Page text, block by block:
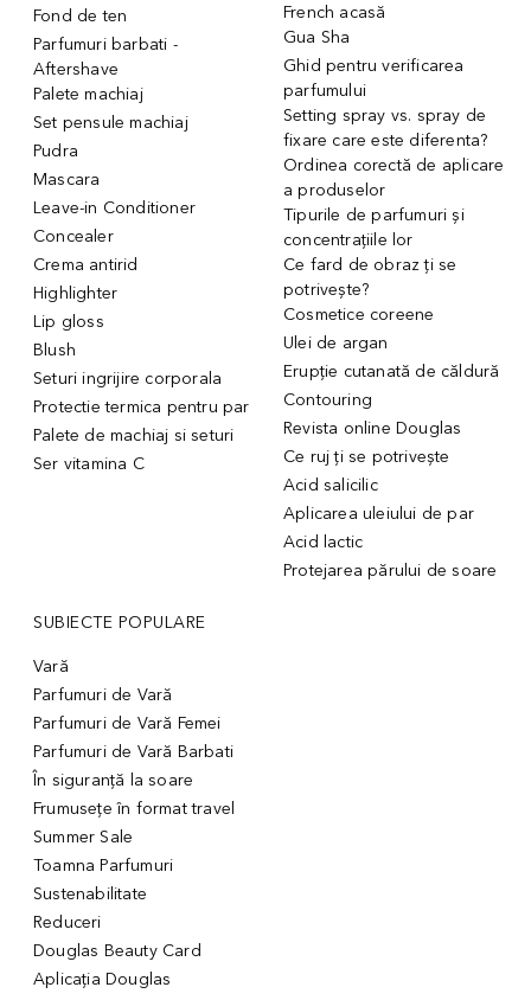
Fond de ten
Parfumuri barbati -
Aftershave
Palete machiaj
Set pensule machiaj
Pudra
Mascara
Leave-in Conditioner
Concealer
Crema antirid
Highlighter
Lip gloss
Blush
Seturi ingrijire corporala
Protectie termica pentru par
Palete de machiaj si seturi
Ser vitamina C
French acasă
Gua Sha
Ghid pentru verificarea
parfumului
Setting spray vs. spray de
fixare care este diferenta?
Ordinea corectă de aplicare
a produselor
Tipurile de parfumuri și
concentrațiile lor
Ce fard de obraz ți se
potrivește?
Cosmetice coreene
Ulei de argan
Erupție cutanată de căldură
Contouring
Revista online Douglas
Ce ruj ți se potrivește
Acid salicilic
Aplicarea uleiului de par
Acid lactic
Protejarea părului de soare
SUBIECTE POPULARE
Vară
Parfumuri de Vară
Parfumuri de Vară Femei
Parfumuri de Vară Barbati
În siguranță la soare
Frumusețe în format travel
Summer Sale
Toamna Parfumuri
Sustenabilitate
Reduceri
Douglas Beauty Card
Aplicația Douglas